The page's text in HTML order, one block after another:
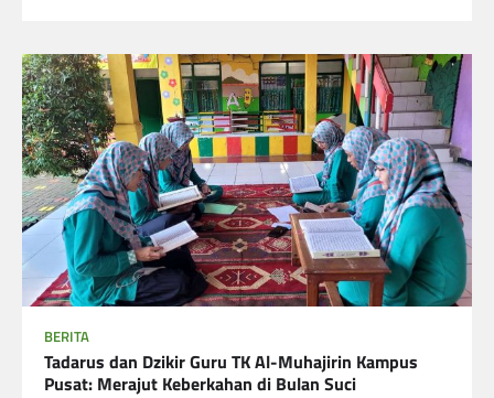
BERITA
Tadarus dan Dzikir Guru TK Al-Muhajirin Kampus
Pusat: Merajut Keberkahan di Bulan Suci